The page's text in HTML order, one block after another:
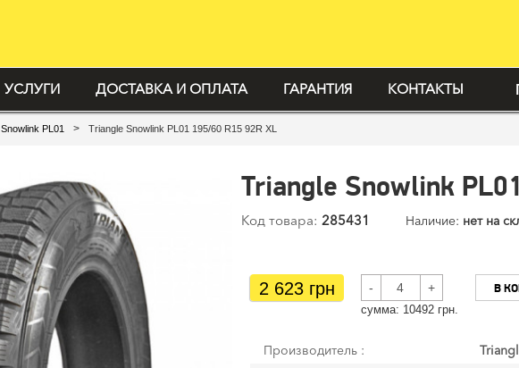
УСЛУГИ ДОСТАВКА И ОПЛАТА ГАРАНТИЯ КОНТАКТЫ
Snowlink PL01 > Triangle Snowlink PL01 195/60 R15 92R XL
Triangle Snowlink
Код товара: 285431 Наличие: нет на
2 623 грн - +
cумма: 10492грн.
В
Производитель :